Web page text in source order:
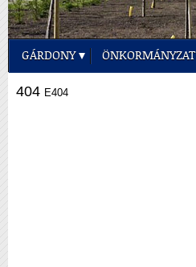
GÁRDONY ÖNKORMÁNYZAT
404 E404